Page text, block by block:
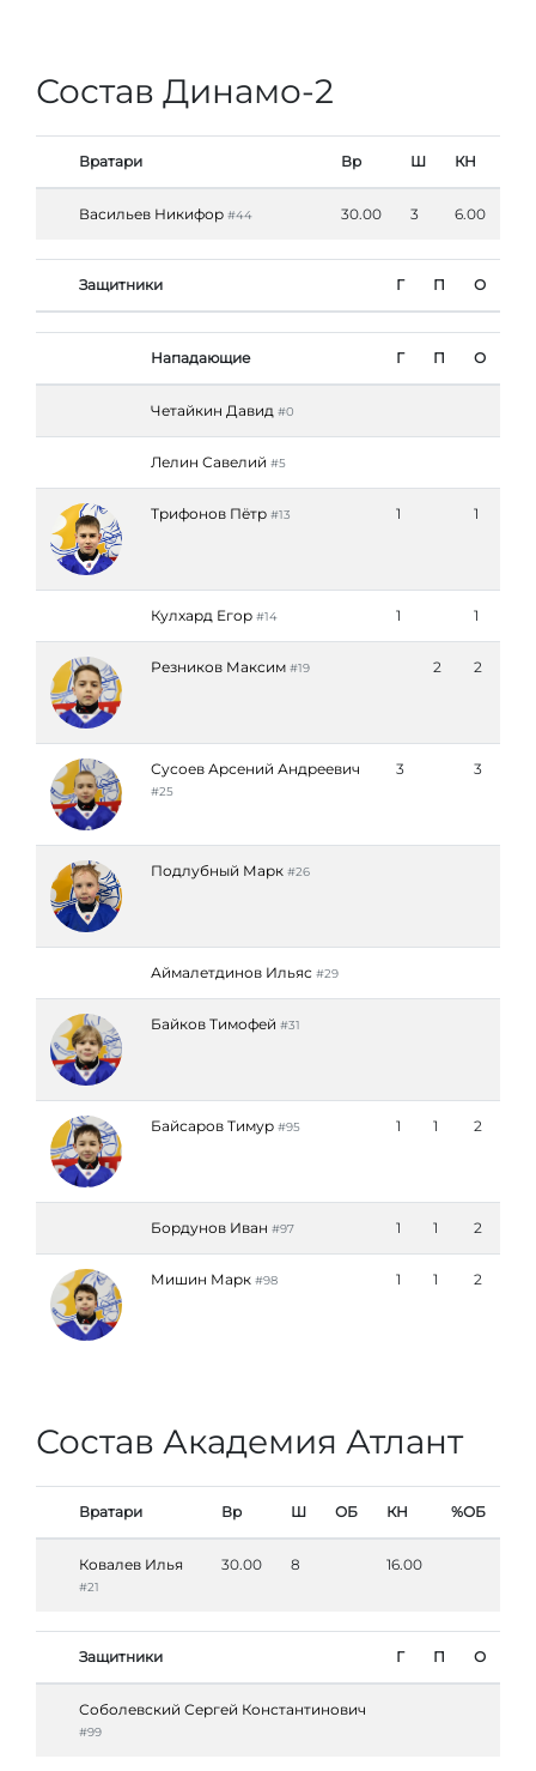
Состав Динамо-2
Вратари Вр Ш КН
Васильев Никифор #44 30.00 3 6.00
Защитники Г П О
Нападающие Г П О
Четайкин Давид #0
Лелин Савелий #5
Трифонов Пётр #13 1 1
Кулхард Егор #14 1 1
Резников Максим #19 2 2
Сусоев Арсений Андреевич
#25
3 3
Подлубный Марк #26
Аймалетдинов Ильяс #29
Байков Тимофей #31
Байсаров Тимур #95 1 1 2
Бордунов Иван #97 1 1 2
Мишин Марк #98 1 1 2
Состав Академия Атлант
Вратари Вр Ш ОБ КН %ОБ
Ковалев Илья
#21
30.00 8 16.00
Защитники Г П О
Соболевский Сергей Константинович
#99